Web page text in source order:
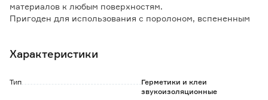
материалов к любым поверхностям.
Пригоден для использования с поролоном, вспененным
битума и т.п.
прочностью.
Образует эластичный водонепроницаемый шов.
Характеристики
Тип
Герметики и клеи
звукоизоляционные